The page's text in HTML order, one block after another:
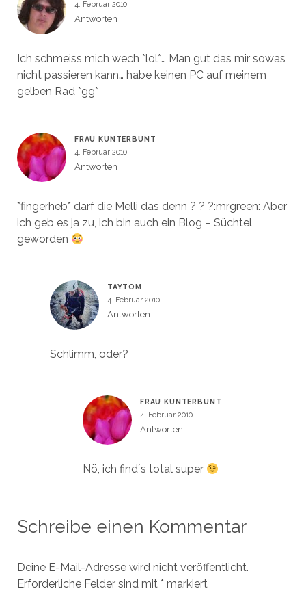
4. Februar 2010
Antworten
Ich schmeiss mich wech *lol*… Man gut das mir sowas
nicht passieren kann… habe keinen PC auf meinem
gelben Rad *gg*
FRAU KUNTERBUNT
4. Februar 2010
Antworten
*fingerheb* darf die Melli das denn ? ? ?:mrgreen: Aber
ich geb es ja zu, ich bin auch ein Blog – Süchtel
geworden
TAYTOM
4. Februar 2010
Antworten
Schlimm, oder?
FRAU KUNTERBUNT
4. Februar 2010
Antworten
Nö, ich find´s total super
Schreibe einen Kommentar
Deine E-Mail-Adresse wird nicht veröffentlicht.
Erforderliche Felder sind mit * markiert